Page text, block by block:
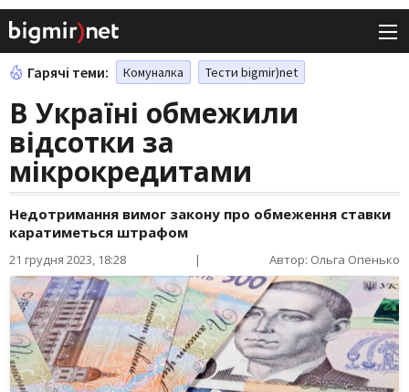
Гарячі теми: Комуналка Тести bigmir)net
В Україні обмежили
відсотки за
мікрокредитами
Недотримання вимог закону про обмеження ставки
каратиметься штрафом
21 грудня 2023, 18:28 | Автор: Ольга Опенько